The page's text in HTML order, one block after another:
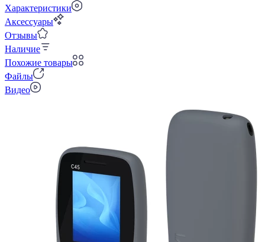
Характеристики
Аксессуары
Отзывы
Наличие
Похожие товары
Файлы
Видео